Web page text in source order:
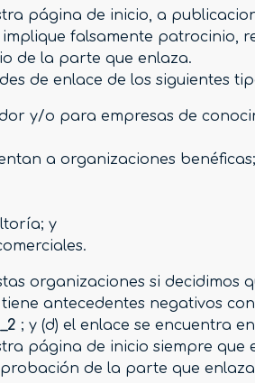
página de inicio, a
falsamente
de la parte que enlaza.
de enlace de los siguientes
y/o para empresas de
a organizaciones benéficas;
y
organizaciones si
antecedentes negativos
; y (d) el enlace se encuentra
página de inicio siempre que
de la parte que